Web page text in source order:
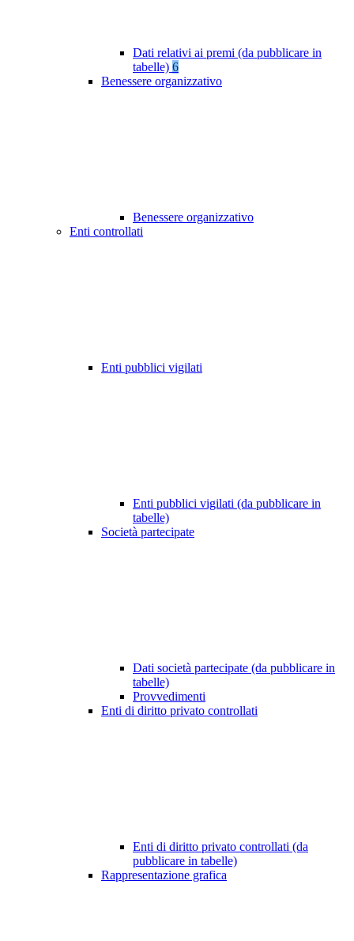
Dati relativi ai premi (da pubblicare in
tabelle) 6
Benessere organizzativo
Benessere organizzativo
Enti controllati
Enti pubblici vigilati
Enti pubblici vigilati (da pubblicare in
tabelle)
Società partecipate
Dati società partecipate (da pubblicare in
tabelle)
Provvedimenti
Enti di diritto privato controllati
Enti di diritto privato controllati (da
pubblicare in tabelle)
Rappresentazione grafica